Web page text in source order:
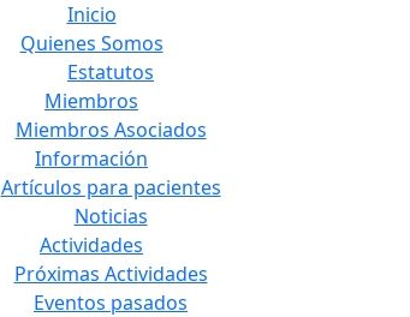
Inicio
Quienes Somos
Estatutos
Miembros
Miembros Asociados
Información
Artículos para pacientes
Noticias
Actividades
Próximas Actividades
Eventos pasados